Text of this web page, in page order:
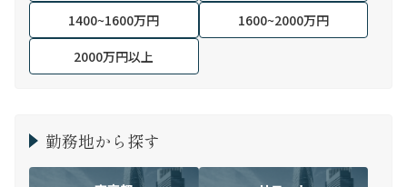
1400~1600万円
1600~2000万円
2000万円以上
勤務地から探す